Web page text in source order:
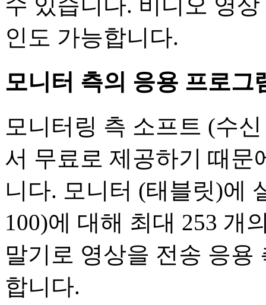
인도 가능합니다.
모니터 측의 응용 프로그
모니터링 측 소프트 (수
서 무료로 제공하기 때문
니다. 모니터 (태블릿)에
100)에 대해 최대 253 개
말기로 영상을 전송 응
합니다.